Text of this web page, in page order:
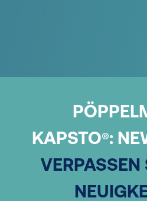
KAPSTO®:
VERPASSEN